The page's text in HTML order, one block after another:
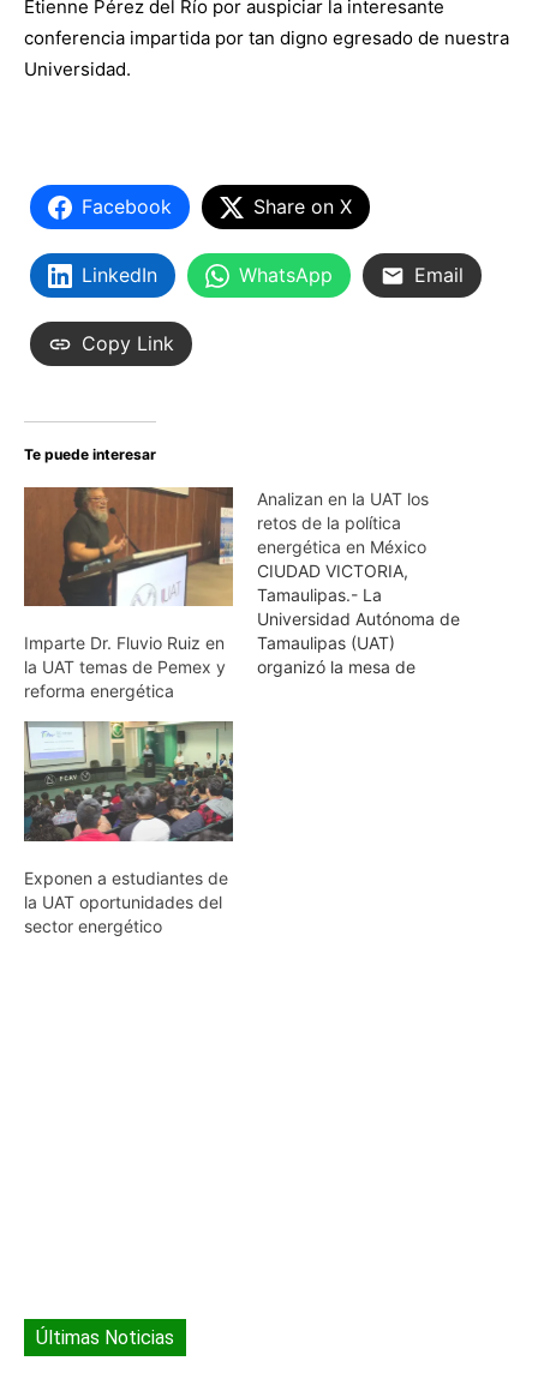
Etienne Pérez del Río por auspiciar la interesante
conferencia impartida por tan digno egresado de nuestra
Universidad.
Facebook Share on X
LinkedIn WhatsApp Email
Copy Link
Te puede interesar
Imparte Dr. Fluvio Ruiz en
la UAT temas de Pemex y
reforma energética
Analizan en la UAT los
retos de la política
energética en México
CIUDAD VICTORIA,
Tamaulipas.- La
Universidad Autónoma de
Tamaulipas (UAT)
organizó la mesa de
Exponen a estudiantes de
la UAT oportunidades del
sector energético
Últimas Noticias